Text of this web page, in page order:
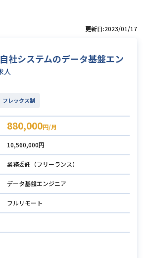
更新日:2023/01/17
社システムのデータ基盤エン
人
フレックス制
880,000円/月
10,560,000円
業務委託（フリーランス）
データ基盤エンジニア
フルリモート